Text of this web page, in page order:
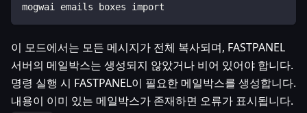
mogwai emails boxes import
이 모드에서는 모든 메시지가 전체 복사되며, FASTPANEL
서버의 메일박스는 생성되지 않았거나 비어 있어야 합니다.
명령 실행 시 FASTPANEL이 필요한 메일박스를 생성합니다.
내용이 이미 있는 메일박스가 존재하면 오류가 표시됩니다.